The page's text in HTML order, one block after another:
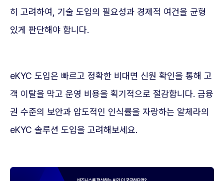
히 고려하여, 기술 도입의 필요성과 경제적 여건을 균형
있게 판단해야 합니다.
eKYC 도입은 빠르고 정확한 비대면 신원 확인을 통해 고
객 이탈을 막고 운영 비용을 획기적으로 절감합니다. 금융
권 수준의 보안과 압도적인 인식률을 자랑하는 알체라의
eKYC 솔루션 도입을 고려해보세요.